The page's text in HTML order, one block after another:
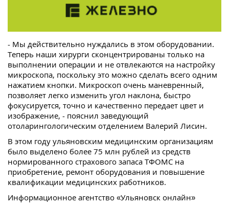
- Мы действительно нуждались в этом оборудовании.
Теперь наши хирурги сконцентрированы только на
выполнении операции и не отвлекаются на настройку
микроскопа, поскольку это можно сделать всего одним
нажатием кнопки. Микроскоп очень маневренный,
позволяет легко изменить угол наклона, быстро
фокусируется, точно и качественно передает цвет и
изображение, - пояснил заведующий
отоларингологическим отделением Валерий Лисин.
В этом году ульяновским медицинским организациям
было выделено более 75 млн рублей из средств
нормированного страхового запаса ТФОМС на
приобретение, ремонт оборудования и повышение
квалификации медицинских работников.
Информационное агентство «Ульяновск онлайн»